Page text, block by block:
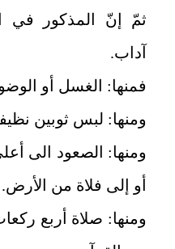
ثمّ إنّ المذكور في
آداب.
فمنها: الغسل أو
ومنها: لبس ثوبين
ومنها: الصعود الى
أو إلى فلاة من الأرض.
ومنها: صلاة أربع